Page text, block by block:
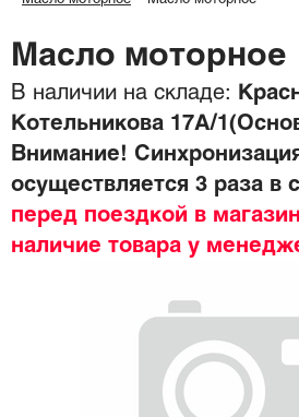
Масло моторное
В наличии на складе:
Котельникова 17А/
Внимание!
осуществляется 3 раза в
перед поездкой в
наличие товара у